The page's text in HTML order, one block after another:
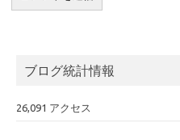
ブログ統計情報
26,091 アクセス